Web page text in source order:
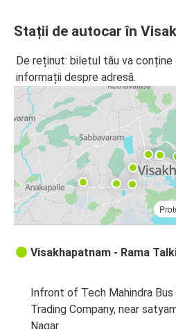
Stații de autocar în
De reținut: biletul tău va
informații despre adresă.
Visakhapatnam - Rama
Infront of Tech Mahindra Bus
Trading Company, near
Nagar